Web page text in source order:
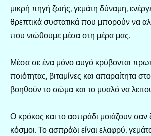
μικρή πηγή ζωής, γεμάτη δύναμη,
θρεπτικά συστατικά που μπορούν να
που νιώθουμε μέσα στη μέρα μας.
Μέσα σε ένα μόνο αυγό κρύβονται
ποιότητας, βιταμίνες και απαραίτητα
βοηθούν το σώμα και το μυαλό να
Ο κρόκος και το ασπράδι μοιάζουν σαν
κόσμοι. Το ασπράδι είναι ελαφρύ,